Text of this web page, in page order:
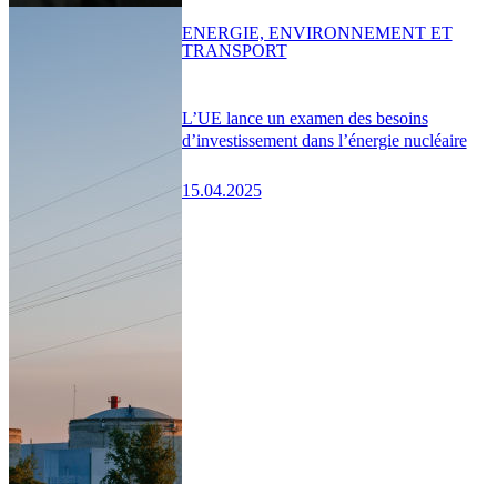
L’UE lance un examen des besoins
d’investissement dans l’énergie nucléaire
15.04.2025
ENERGIE, ENVIRONNEMENT ET
TRANSPORT